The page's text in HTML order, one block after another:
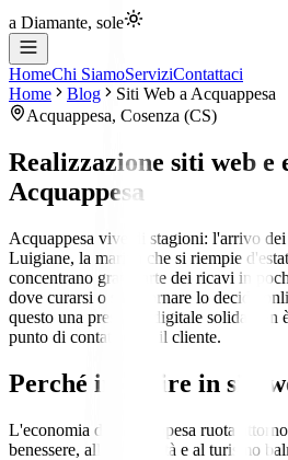
a Diamante, sole
HomeChi SiamoServiziContattaci
Home
Blog Siti Web a Acquappesa
Acquappesa, Cosenza (CS)
Realizzazione siti web e
Acquappesa
Acquappesa vive di stagioni: l'arrivo
Luigiane, la marina che si riempie
concentrano gran parte dei ricavi in
dove curarsi o soggiornare lo decide
questo una presenza digitale solida non
punto di contatto con il cliente.
Perché investire in siti
L'economia di Acquappesa ruota
benessere, alla ricettività e al turismo